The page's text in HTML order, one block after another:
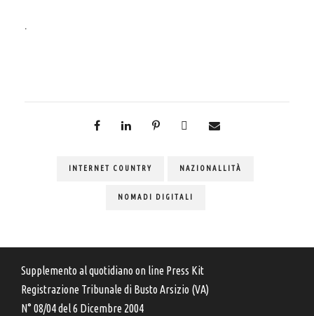
.
INTERNET COUNTRY NAZIONALLITÀ
NOMADI DIGITALI
Supplemento al quotidiano on line Press Kit
Registrazione Tribunale di Busto Arsizio (VA)
N° 08/04 del 6 Dicembre 2004